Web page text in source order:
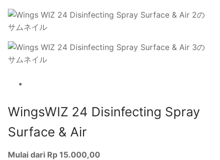
WingsWIZ 24 Disinfecting Spray
Surface & Air
Mulai dari Rp 15.000,00